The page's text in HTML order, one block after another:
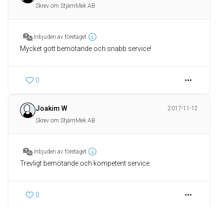
Skrev om StjärnMek AB
Inbjuden av företaget
Mycket gott bemötande och snabb service!
0
Joakim W
2017-11-12
Skrev om StjärnMek AB
Inbjuden av företaget
Trevligt bemötande och kompetent service.
0